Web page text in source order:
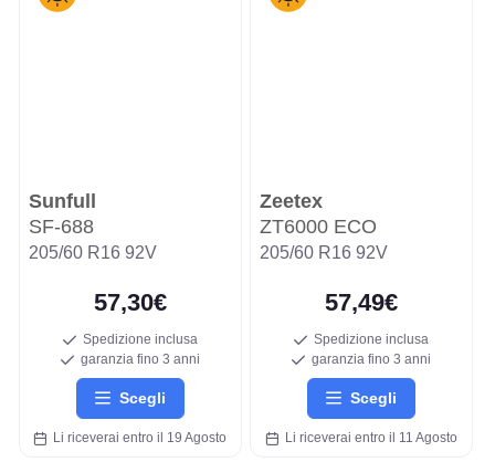
Sunfull
SF-688
205/60 R16 92V
57,30€
Spedizione inclusa
garanzia fino 3 anni
Scegli
Li riceverai entro il 19 Agosto
Zeetex
ZT6000 ECO
205/60 R16 92V
57,49€
Spedizione inclusa
garanzia fino 3 anni
Scegli
Li riceverai entro il 11 Agosto